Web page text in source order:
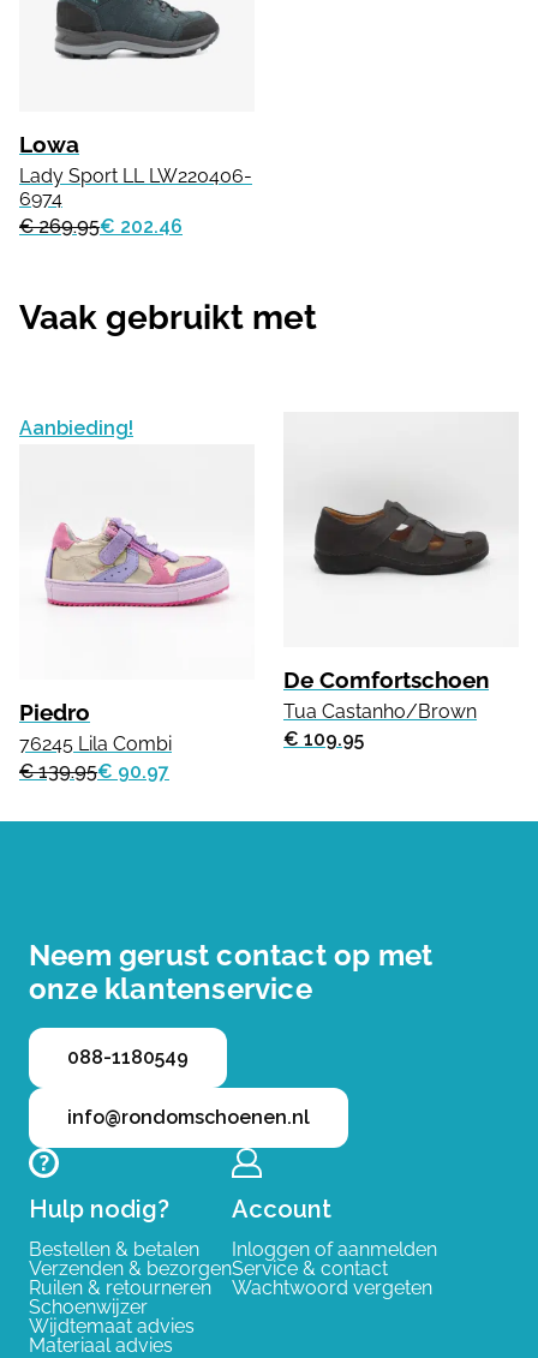
Lowa
Lady Sport LL LW220406-
6974
€ 269.95€ 202.46
Vaak gebruikt met
Aanbieding!
Piedro
76245 Lila Combi
€ 139.95€ 90.97
De Comfortschoen
Tua Castanho/Brown
€ 109.95
Neem gerust contact op met
onze klantenservice
088-1180549
info@rondomschoenen.nl
Hulp nodig?
Bestellen & betalen
Verzenden & bezorgen
Ruilen & retourneren
Schoenwijzer
Wijdtemaat advies
Materiaal advies
Account
Inloggen of aanmelden
Service & contact
Wachtwoord vergeten